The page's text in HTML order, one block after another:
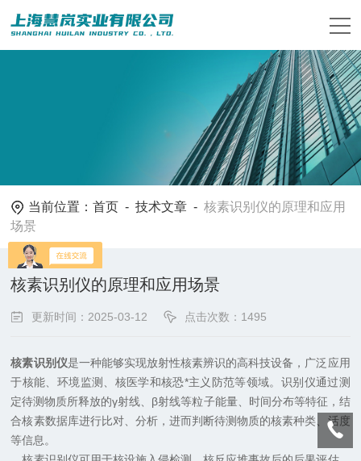
当前位置：首页 -技术文章 -核素识别仪的原理和应用
场景
核素识别仪的原理和应用场景
更新时间：2025-03-12 点击次数：1495
核素识别仪是一种能够实现放射性核素辨识的高科技设备，广泛应用
于核能、环境监测、核医学和核恐*主义防范等领域。识别仪通过测
定待测物质所释放的γ射线、β射线等粒子能量、时间分布等特征，结
合核素数据库进行比对、分析，进而判断待测物质的核素种类、活度
等信息。